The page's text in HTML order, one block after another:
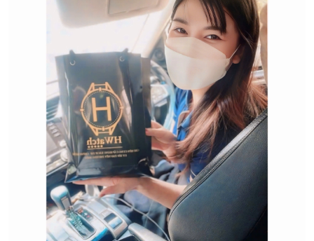
nhận đổi hoặc trả sản
phẩm: